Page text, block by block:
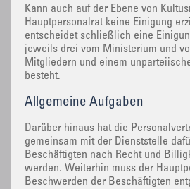
Kann auch auf der Ebene von
Hauptpersonalrat keine Einigung
entscheidet schließlich eine
jeweils drei vom Ministerium und
Mitgliedern und einem
besteht.
Allgemeine Aufgaben
Darüber hinaus hat die
gemeinsam mit der Dienststelle
Beschäftigten nach Recht und
werden. Weiterhin muss der
Beschwerden der Beschäftigten